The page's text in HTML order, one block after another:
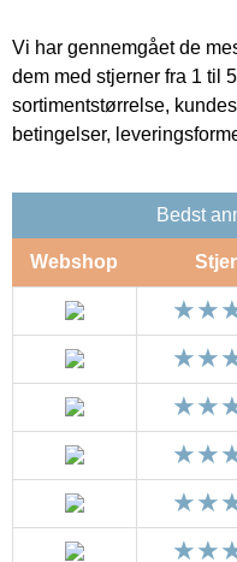
Vi har gennemgået de
dem med stjerner fra 1 til
sortimentstørrelse,
betingelser,
Bedst
Webshop